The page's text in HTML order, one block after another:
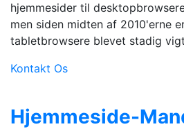
hjemmesider til
men siden midten af ​​2010'erne
tabletbrowsere blevet stadig
Kontakt Os
Hjemmeside-